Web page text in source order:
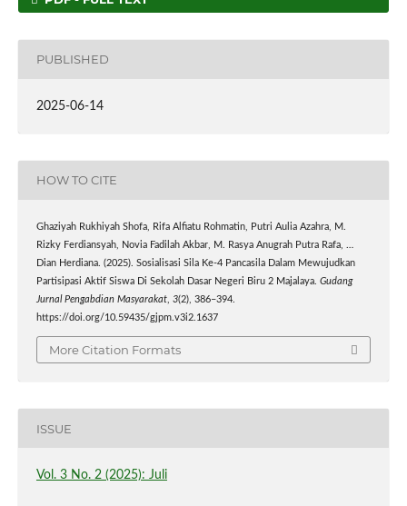
PUBLISHED
2025-06-14
HOW TO CITE
Ghaziyah Rukhiyah Shofa, Rifa Alfiatu Rohmatin, Putri Aulia Azahra, M.
Rizky Ferdiansyah, Novia Fadilah Akbar, M. Rasya Anugrah Putra Rafa, …
Dian Herdiana. (2025). Sosialisasi Sila Ke-4 Pancasila Dalam Mewujudkan
Partisipasi Aktif Siswa Di Sekolah Dasar Negeri Biru 2 Majalaya. Gudang
Jurnal Pengabdian Masyarakat, 3(2), 386–394.
https://doi.org/10.59435/gjpm.v3i2.1637
More Citation Formats
ISSUE
Vol. 3 No. 2 (2025): Juli